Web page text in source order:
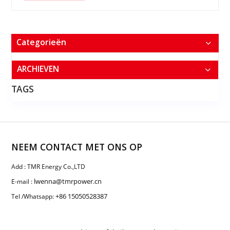
Categorieën
ARCHIEVEN
TAGS
NEEM CONTACT MET ONS OP
Add : TMR Energy Co.,LTD
E-mail : lwenna@tmrpower.cn
Tel /Whatsapp:+86 15050528387